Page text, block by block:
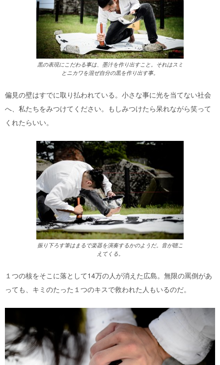
黒の表現にこだわる事は、墨汁を作り出すこと。それはスミ
とニカワを混ぜ自分の黒を作り出す事。
偏見の壁はすでに取り払われている。小さな事に光を当てない社会
へ、私たちをみつけてください。もしみつけたら呆れながら笑って
くれたらいい。
振り下ろす筆はまるで楽器を演奏するかのようだ。音が聴こ
えてくる。
１つの核をそこに落として14万の人が消えた広島。無限の罵倒があ
っても、キミのたった１つのキスで救われた人もいるのだ。